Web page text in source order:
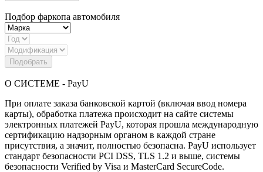
Подбор фаркопа автомобиля
Подобрать
О СИСТЕМЕ - PayU
При оплате заказа банковской картой (включая ввод номера
карты), обработка платежа происходит на сайте системы
электронных платежей PayU, которая прошла международную
сертификацию надзорным органом в каждой стране
присутствия, а значит, полностью безопасна. PayU использует
стандарт безопасности PCI DSS, TLS 1.2 и выше, системы
безопасности Verified by Visa и MasterCard SecureCode.